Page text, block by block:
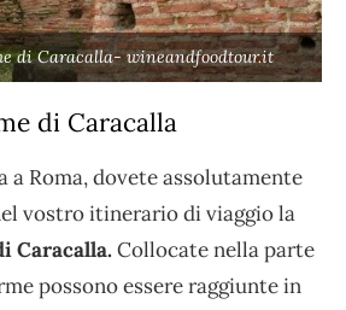
di Caracalla- wineandfoodtour.it
di Caracalla
a Roma, dovete assolutamente
vostro itinerario di viaggio la
Caracalla. Collocate nella parte
possono essere raggiunte in